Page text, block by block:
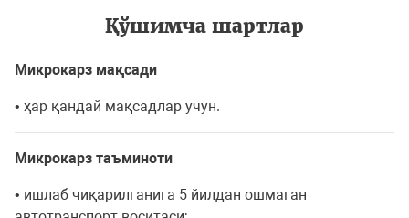
Қўшимча шартлар
Микрокарз мақсади
• ҳар қандай мақсадлар учун.
Микрокарз таъминоти
• ишлаб чиқарилганига 5 йилдан ошмаган